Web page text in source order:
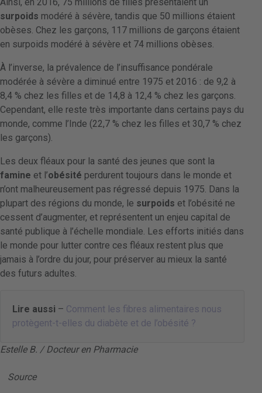
surpoids modéré à sévère, tandis que 50 millions étaient
obèses. Chez les garçons, 117 millions de garçons étaient
en surpoids modéré à sévère et 74 millions obèses.
À l’inverse, la prévalence de l’insuffisance pondérale
modérée à sévère a diminué entre 1975 et 2016 : de 9,2 à
8,4 % chez les filles et de 14,8 à 12,4 % chez les garçons.
Cependant, elle reste très importante dans certains pays du
monde, comme l’Inde (22,7 % chez les filles et 30,7 % chez
les garçons).
Les deux fléaux pour la santé des jeunes que sont la
famine et l’obésité perdurent toujours dans le monde et
n’ont malheureusement pas régressé depuis 1975. Dans la
plupart des régions du monde, le surpoids et l’obésité ne
cessent d’augmenter, et représentent un enjeu capital de
santé publique à l’échelle mondiale. Les efforts initiés dans
le monde pour lutter contre ces fléaux restent plus que
jamais à l’ordre du jour, pour préserver au mieux la santé
des futurs adultes.
Lire aussi – Comment les fibres alimentaires nous
protègent-t-elles du diabète et de l’obésité ?
Estelle B. / Docteur en Pharmacie
Source